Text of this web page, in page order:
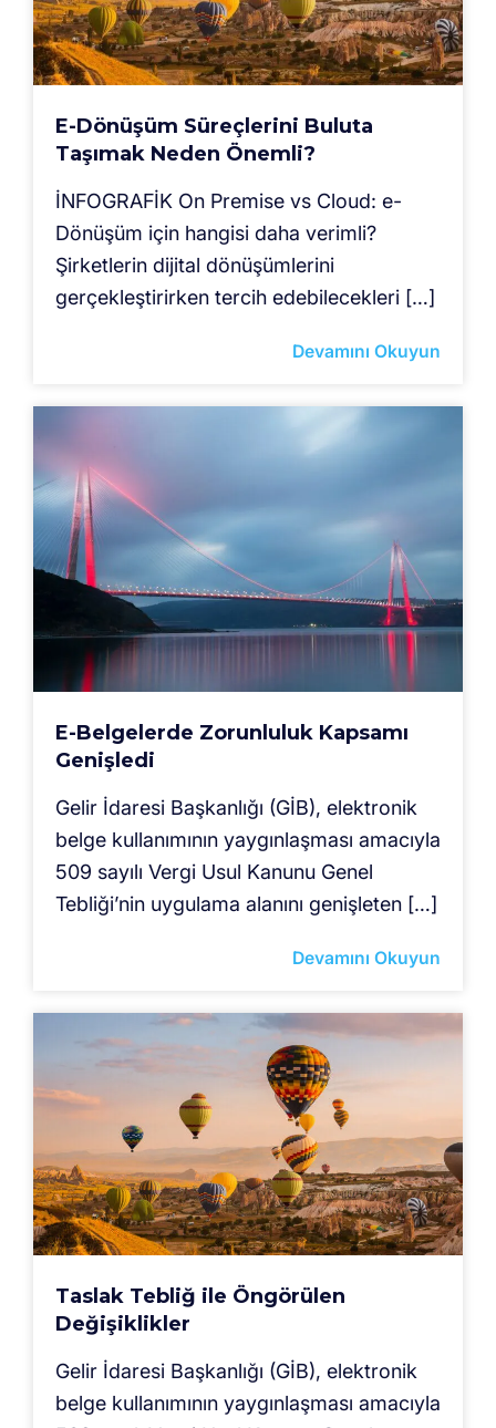
E-Dönüşüm Süreçlerini Buluta
Taşımak Neden Önemli?
İNFOGRAFİK On Premise vs Cloud: e-
Dönüşüm için hangisi daha verimli?
Şirketlerin dijital dönüşümlerini
gerçekleştirirken tercih edebilecekleri […]
Devamını Okuyun
E-Belgelerde Zorunluluk Kapsamı
Genişledi
Gelir İdaresi Başkanlığı (GİB), elektronik
belge kullanımının yaygınlaşması amacıyla
509 sayılı Vergi Usul Kanunu Genel
Tebliği’nin uygulama alanını genişleten […]
Devamını Okuyun
Taslak Tebliğ ile Öngörülen
Değişiklikler
Gelir İdaresi Başkanlığı (GİB), elektronik
belge kullanımının yaygınlaşması amacıyla